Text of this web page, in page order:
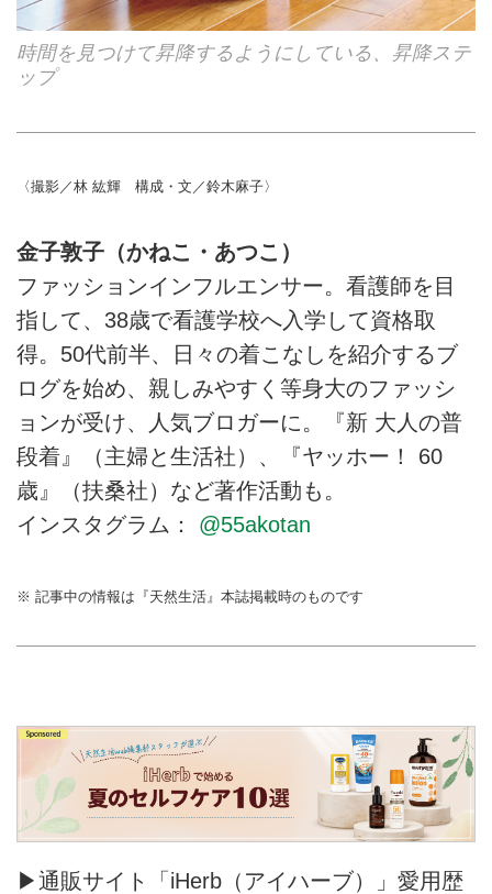
時間を見つけて昇降するようにしている、昇降ステ
ップ
〈撮影／林 紘輝 構成・文／鈴木麻子〉
金子敦子（かねこ・あつこ）
ファッションインフルエンサー。看護師を目
指して、38歳で看護学校へ入学して資格取
得。50代前半、日々の着こなしを紹介するブ
ログを始め、親しみやすく等身大のファッシ
ョンが受け、人気ブロガーに。『新 大人の普
段着』（主婦と生活社）、『ヤッホー！ 60
歳』（扶桑社）など著作活動も。
インスタグラム： @55akotan
※ 記事中の情報は『天然生活』本誌掲載時のものです
▶通販サイト「iHerb（アイハーブ）」愛用歴